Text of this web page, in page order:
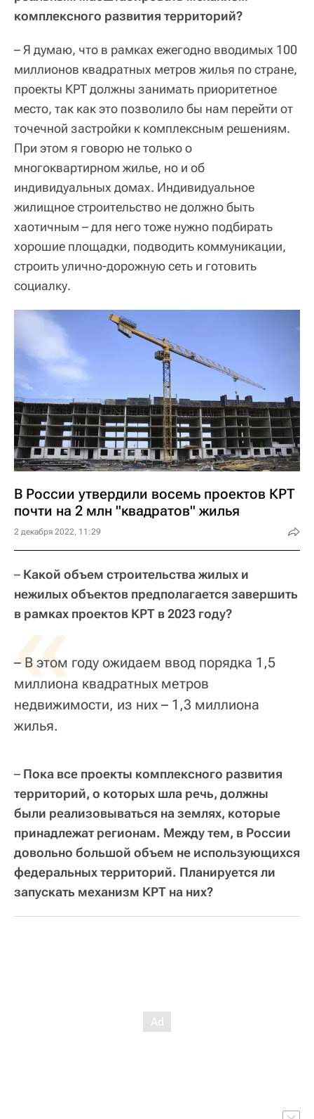
комплексного развития территорий?
– Я думаю, что в рамках ежегодно вводимых 100
миллионов квадратных метров жилья по стране,
проекты КРТ должны занимать приоритетное
место, так как это позволило бы нам перейти от
точечной застройки к комплексным решениям.
При этом я говорю не только о
многоквартирном жилье, но и об
индивидуальных домах. Индивидуальное
жилищное строительство не должно быть
хаотичным – для него тоже нужно подбирать
хорошие площадки, подводить коммуникации,
строить улично-дорожную сеть и готовить
социалку.
В России утвердили восемь проектов КРТ
почти на 2 млн "квадратов" жилья
2 декабря 2022, 11:29
– Какой объем строительства жилых и
нежилых объектов предполагается завершить
в рамках проектов КРТ в 2023 году?
«
– В этом году ожидаем ввод порядка 1,5
миллиона квадратных метров
недвижимости, из них – 1,3 миллиона
жилья.
– Пока все проекты комплексного развития
территорий, о которых шла речь, должны
были реализовываться на землях, которые
принадлежат регионам. Между тем, в России
довольно большой объем не использующихся
федеральных территорий. Планируется ли
запускать механизм КРТ на них?